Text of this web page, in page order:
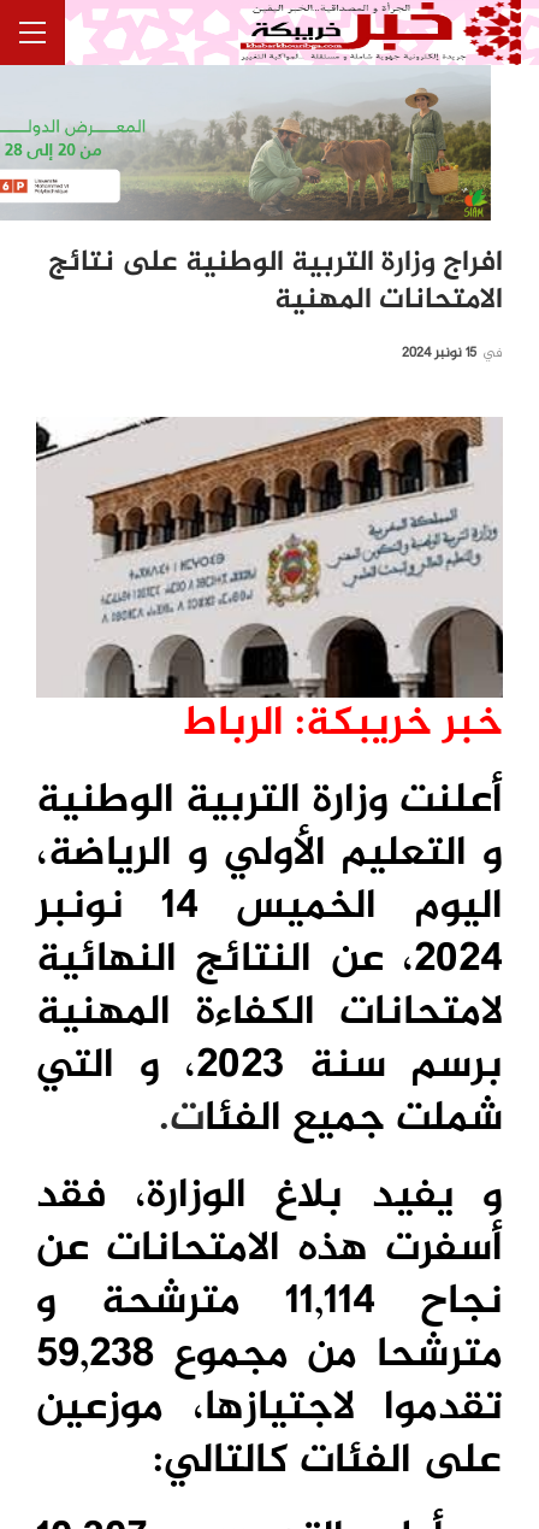
افراج وزارة التربية الوطنية على نتائج
الامتحانات المهنية
في 15 نونبر 2024
خبر خريبكة: الرباط
أعلنت وزارة التربية الوطنية
و التعليم الأولي و الرياضة،
اليوم الخميس 14 نونبر
2024، عن النتائج النهائية
لامتحانات الكفاءة المهنية
برسم سنة 2023، و التي
شملت جميع الفئات.
و يفيد بلاغ الوزارة، فقد
أسفرت هذه الامتحانات عن
نجاح 11,114 مترشحة و
مترشحا من مجموع 59,238
تقدموا لاجتيازها، موزعين
على الفئات كالتالي: